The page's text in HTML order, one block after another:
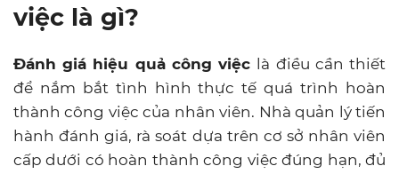
việc là gì?
Đánh giá hiệu quả công việc
là điều cần thiết
để nắm bắt tình hình thực tế quá trình hoàn
thành công việc của nhân viên. Nhà quản lý tiến
hành đánh giá, rà soát dựa trên cơ sở nhân viên
cấp dưới có hoàn thành công việc đúng hạn, đủ